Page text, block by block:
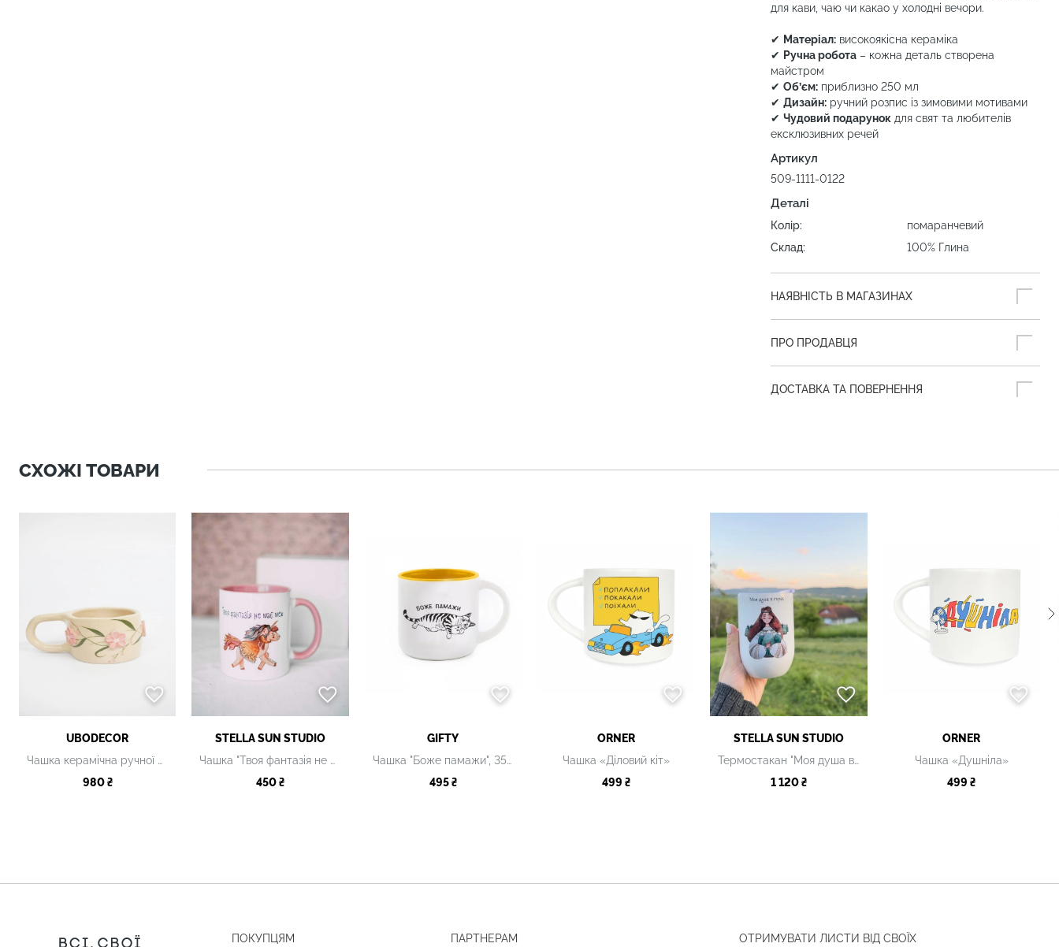
для кави, чаю чи какао у холодні вечори.
✔ Матеріал: високоякісна кераміка
✔ Ручна робота – кожна деталь створена
майстром
✔ Об’єм: приблизно 250 мл
✔ Дизайн: ручний розпис із зимовими мотивами
✔ Чудовий подарунок для свят та любителів
ексклюзивних речей
Артикул
509-1111-0122
Деталі
Колір:
помаранчевий
Склад:
100% Глина
НАЯВНІСТЬ В МАГАЗИНАХ
ПРО ПРОДАВЦЯ
ДОСТАВКА ТА ПОВЕРНЕННЯ
СХОЖІ ТОВАРИ
UBODECOR
Чашка керамічна ручної роботи
980 ₴
STELLA SUN STUDIO
Чашка "Твоя фантазія не має меж" керамічна
450 ₴
GIFTY
Чашка "Боже памажи", 350 мл
495 ₴
ORNER
Чашка «Діловий кіт»
499 ₴
STELLA SUN STUDIO
Термостакан "Моя душа в горах"
1 120 ₴
ORNER
Чашка «Душніла»
499 ₴
ПОКУПЦЯМ ПАРТНЕРАМ ОТРИМУВАТИ ЛИСТИ ВІД СВОЇХ